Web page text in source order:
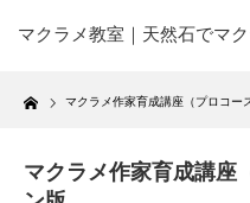
マクラメ教室｜天然石でマ
Home マクラメ作家育成講座（プロコー
マクラメ作家育成講座